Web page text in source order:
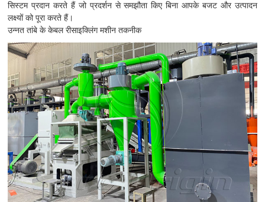
सिस्टम प्रदान करते हैं जो प्रदर्शन से समझौता किए बिना आपके बजट और उत्पादन
लक्ष्यों को पूरा करते हैं।
उन्नत तांबे के केबल रीसाइक्लिंग मशीन तकनीक